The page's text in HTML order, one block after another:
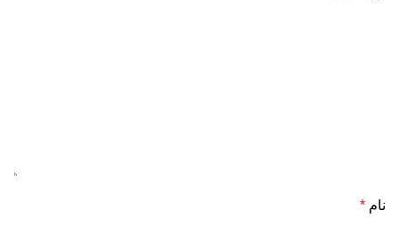
نام *